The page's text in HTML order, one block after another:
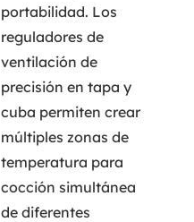
portabilidad. Los
reguladores de
ventilación de
precisión en tapa y
cuba permiten crear
múltiples zonas de
temperatura para
cocción simultánea
de diferentes